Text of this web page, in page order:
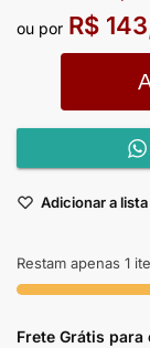
ou por R$
Adicionar a
Restam apenas 1
Frete Grátis para